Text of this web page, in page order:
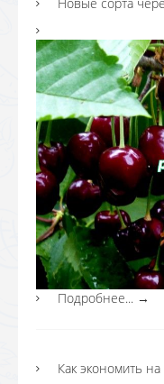
Подробнее... →
Как экономить